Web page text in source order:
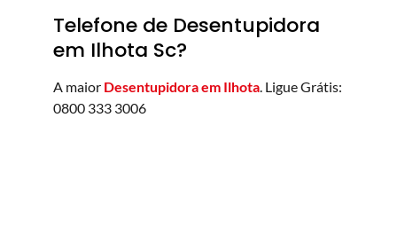
Telefone de Desentupidora
em Ilhota Sc?
A maior Desentupidora em Ilhota . Ligue Grátis:
0800 333 3006